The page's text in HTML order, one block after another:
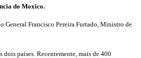
do Moxico.
General Francisco Pereira Furtado, Ministro de
dois países. Recentemente, mais de 400